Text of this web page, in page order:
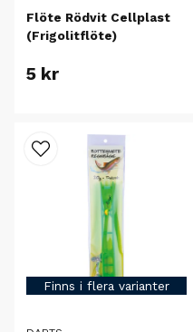
Flöte Rödvit Cellplast
(Frigolitflöte)
5 kr
Finns i flera varianter